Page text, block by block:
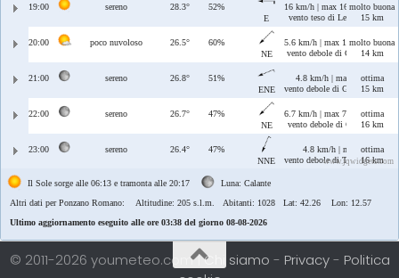
19:00 sereno 28.3°
52%
E
16 km/h | max 16 km/h
vento teso di Levante
molto buona
15 km
20:00 poco nuvoloso 26.5°
60%
NE
5.6 km/h | max 12 km/h
vento debole di Grecale
molto buona
14 km
21:00 sereno 26.8°
51%
ENE
4.8 km/h | max 6.2 km/h
vento debole di Grecale/Levante
ottima
15 km
22:00 sereno 26.7°
47%
NE
6.7 km/h | max 7.7 km/h
vento debole di Grecale
ottima
16 km
23:00 sereno 26.4°
47%
NNE
4.8 km/h | max 7.9 km/h
vento debole di Tramontana/
ottima
16 km
www.jqwidgets.com
Il Sole sorge alle 06:13 e tramonta alle 20:17
Luna: Calante
Altri dati per Ponzano Romano: Altitudine: 205 s.l.m. Abitanti: 1028 Lat: 42.26 Lon: 12.57
Ultimo aggiornamento eseguito alle ore 03:38 del giorno 08-08-2026
© 2011-2026 youmeteo.com |Chi siamo - Privacy- Politica